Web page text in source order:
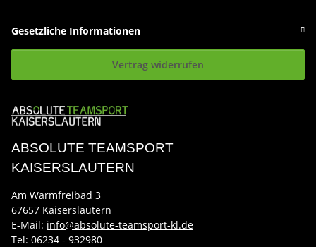
Gesetzliche Informationen
Vertrag widerrufen
ABSOLUTE TEAMSPORT
KAISERSLAUTERN
Am Warmfreibad 3
67657 Kaiserslautern
E-Mail: info@absolute-teamsport-kl.de
Tel: 06234 - 932980